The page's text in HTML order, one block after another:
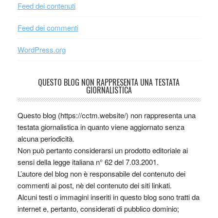
Feed dei contenuti
Feed dei commenti
WordPress.org
QUESTO BLOG NON RAPPRESENTA UNA TESTATA
GIORNALISTICA
Questo blog (https://cctm.website/) non rappresenta una
testata giornalistica in quanto viene aggiornato senza
alcuna periodicità.
Non può pertanto considerarsi un prodotto editoriale ai
sensi della legge italiana n° 62 del 7.03.2001.
L’autore del blog non è responsabile del contenuto dei
commenti ai post, nè del contenuto dei siti linkati.
Alcuni testi o immagini inseriti in questo blog sono tratti da
internet e, pertanto, considerati di pubblico dominio;